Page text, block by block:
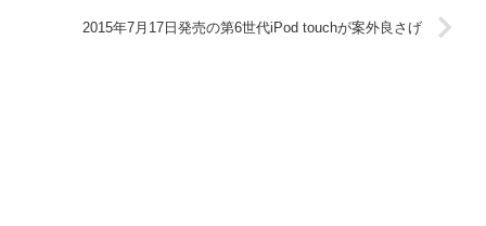
2015年7月17日発売の第6世代iPod touchが案外良さげ